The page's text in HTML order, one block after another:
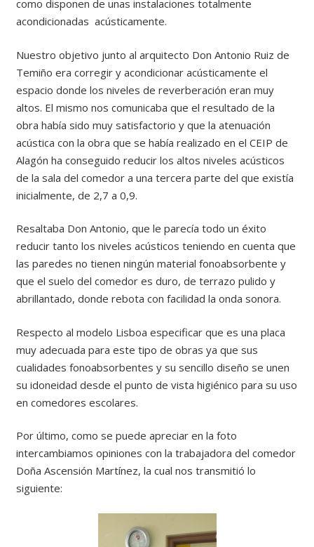
como disponen de unas instalaciones totalmente
acondicionadas acústicamente.
Nuestro objetivo junto al arquitecto Don Antonio Ruiz de
Temiño era corregir y acondicionar acústicamente el
espacio donde los niveles de reverberación eran muy
altos. El mismo nos comunicaba que el resultado de la
obra había sido muy satisfactorio y que la atenuación
acústica con la obra que se había realizado en el CEIP de
Alagón ha conseguido reducir los altos niveles acústicos
de la sala del comedor a una tercera parte del que existía
inicialmente, de 2,7 a 0,9.
Resaltaba Don Antonio, que le parecía todo un éxito
reducir tanto los niveles acústicos teniendo en cuenta que
las paredes no tienen ningún material fonoabsorbente y
que el suelo del comedor es duro, de terrazo pulido y
abrillantado, donde rebota con facilidad la onda sonora.
Respecto al modelo Lisboa especificar que es una placa
muy adecuada para este tipo de obras ya que sus
cualidades fonoabsorbentes y su sencillo diseño se unen
su idoneidad desde el punto de vista higiénico para su uso
en comedores escolares.
Por último, como se puede apreciar en la foto
intercambiamos opiniones con la trabajadora del comedor
Doña Ascensión Martínez, la cual nos transmitió lo
siguiente: